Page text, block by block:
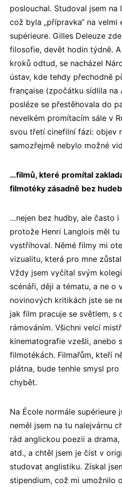
poslouchal. Studoval jsem na
což byla „přípravka“ na velmi
supérieure. Gilles Deleuze
filosofie, devět hodin týdně.
kroků odtud, se nacházel
ústav, kde tehdy přechodně
française (zpočátku sídlila na
posléze se přestěhovala do
nevelkém promítacím sále v
svou třetí cinefilní fázi: objev
samozřejmě nebylo možné
…filmů, které promítal
filmotéky zásadně bez
…nejen bez hudby, ale často
protože Henri Langlois měl
vystřihoval. Němé filmy mi
vizualitu, která pro mne
Vždy jsem vyčítal svým
scénáři, ději a tématu, a ne o
novinových kritikách jste se
jak film pracuje se světlem, s
rámováním. Všichni velcí
kinematografie vzešli, anebo
filmotékách. Filmařům, kteří
plátna, bude tenhle smysl
chybět.
Na École normále supérieure
neměl jsem na tu nalejvárnu
rád anglickou poezii a drama,
atd., a chtěl jsem je číst v
studovat anglistiku. Získal
stipendium, což mi umožnilo